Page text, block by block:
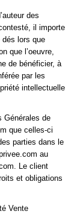
des
il importe
dés lors que
que l’oeuvre,
de bénéficier, à
par les
intellectuelle
Générales de
que celles-ci
parties dans le
au
Le client
et obligations
Vente